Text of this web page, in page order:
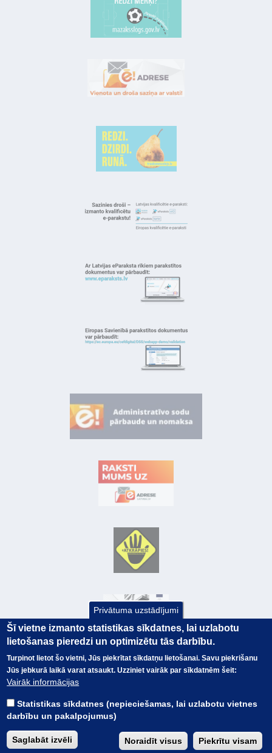
© Valsts kase 2017
Visas tiesības
EK GRĀMATVEDĪBAS KURSS
TERMINI
BUJ
PIEKĻŪSTAMĪBAS PAZIŅOJUMS
Privātuma uzstādījumi
Šī vietne izmanto statistikas sīkdatnes, lai uzlabotu
lietošanas pieredzi un optimizētu tās darbību.
Turpinot lietot šo vietni, Jūs piekrītat sīkdatņu lietošanai. Savu piekrišanu
Jūs jebkurā laikā varat atsaukt. Uzziniet vairāk par sīkdatnēm šeit:
Vairāk informācijas
Statistikas sīkdatnes (nepieciešamas, lai uzlabotu vietnes
darbību un pakalpojumus)
Saglabāt izvēli Noraidīt visus Piekrītu visam